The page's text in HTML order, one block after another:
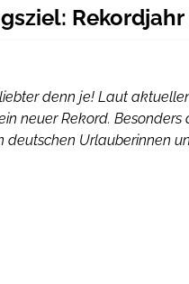
denn je! Laut
neuer Rekord.
Urlauberinnen